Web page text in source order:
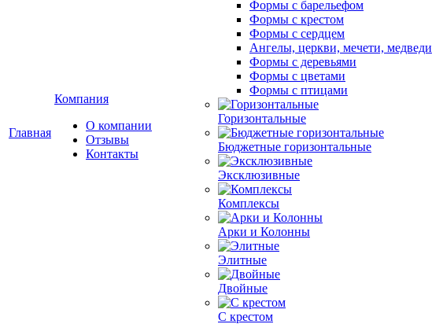
Главная
Компания
О компании
Отзывы
Контакты
Формы с барельефом
Формы с крестом
Формы с сердцем
Ангелы, церкви, мечети, медведи
Формы с деревьями
Формы с цветами
Формы с птицами
Горизонтальные
Бюджетные горизонтальные
Эксклюзивные
Комплексы
Арки и Колонны
Элитные
Двойные
С крестом